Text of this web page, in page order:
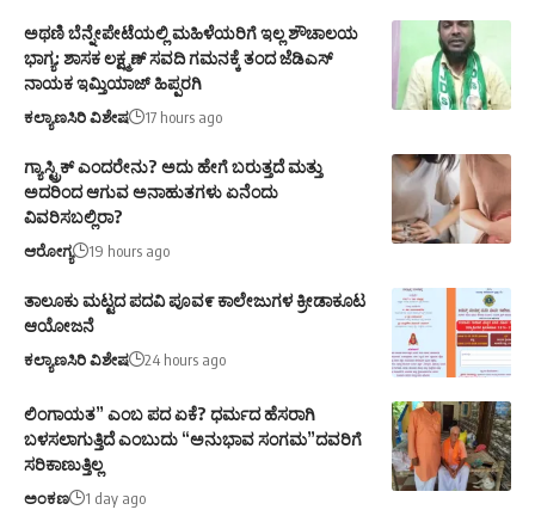
ಅಥಣಿ ಬೆನ್ನೇಪೇಟೆಯಲ್ಲಿ ಮಹಿಳೆಯರಿಗೆ ಇಲ್ಲ ಶೌಚಾಲಯ
ಭಾಗ್ಯ: ಶಾಸಕ ಲಕ್ಷ್ಮಣ್ ಸವದಿ ಗಮನಕ್ಕೆ ತಂದ ಜೆಡಿಎಸ್
ನಾಯಕ ಇಮ್ತಿಯಾಜ್ ಹಿಪ್ಪರಗಿ
ಕಲ್ಯಾಣಸಿರಿ ವಿಶೇಷ 17 hours ago
ಗ್ಯಾಸ್ಟ್ರಿಕ್ ಎಂದರೇನು? ಅದು ಹೇಗೆ ಬರುತ್ತದೆ ಮತ್ತು
ಅದರಿಂದ ಆಗುವ ಅನಾಹುತಗಳು ಏನೆಂದು
ವಿವರಿಸಬಲ್ಲಿರಾ?
ಆರೋಗ್ಯ 19 hours ago
ತಾಲೂಕು ಮಟ್ಟದ ಪದವಿ ಪೂವ೯ ಕಾಲೇಜುಗಳ ಕ್ರೀಡಾಕೂಟ
ಆಯೋಜನೆ
ಕಲ್ಯಾಣಸಿರಿ ವಿಶೇಷ 24 hours ago
ಲಿಂಗಾಯತ” ಎಂಬ ಪದ ಏಕೆ? ಧರ್ಮದ ಹೆಸರಾಗಿ
ಬಳಸಲಾಗುತ್ತಿದೆ ಎಂಬುದು “ಅನುಭಾವ ಸಂಗಮ”ದವರಿಗೆ
ಸರಿಕಾಣುತ್ತಿಲ್ಲ
ಅಂಕಣ 1 day ago